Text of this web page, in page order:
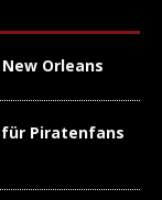
Orleans
für Piratenfans